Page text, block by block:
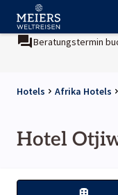
Beratungstermin
Hotels Afrika Hotels
Hotel